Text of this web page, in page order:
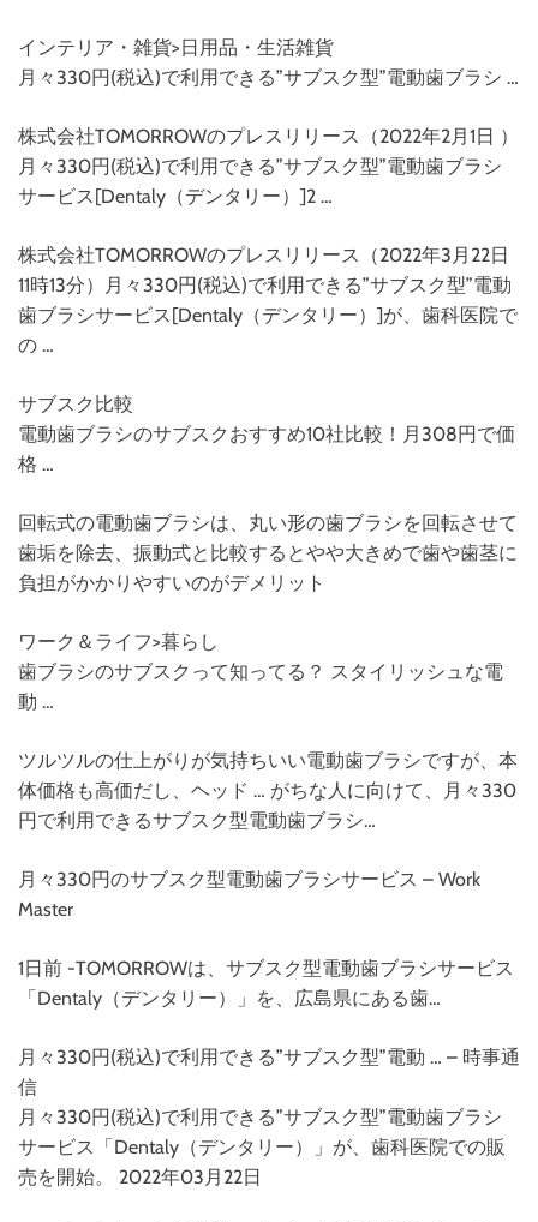
インテリア・雑貨>日用品・生活雑貨
月々330円(税込)で利用できる”サブスク型”電動歯ブラシ …
株式会社TOMORROWのプレスリリース（2022年2月1日 ）
月々330円(税込)で利用できる”サブスク型”電動歯ブラシ
サービス[Dentaly（デンタリー）]2 …
株式会社TOMORROWのプレスリリース（2022年3月22日
11時13分）月々330円(税込)で利用できる”サブスク型”電動
歯ブラシサービス[Dentaly（デンタリー）]が、歯科医院で
の …
サブスク比較
電動歯ブラシのサブスクおすすめ10社比較！月308円で価
格 …
回転式の電動歯ブラシは、丸い形の歯ブラシを回転させて
歯垢を除去、振動式と比較するとやや大きめで歯や歯茎に
負担がかかりやすいのがデメリット
ワーク＆ライフ>暮らし
歯ブラシのサブスクって知ってる？ スタイリッシュな電
動 …
ツルツルの仕上がりが気持ちいい電動歯ブラシですが、本
体価格も高価だし、ヘッド … がちな人に向けて、月々330
円で利用できるサブスク型電動歯ブラシ…
月々330円のサブスク型電動歯ブラシサービス – Work
Master
1日前 -TOMORROWは、サブスク型電動歯ブラシサービス
「Dentaly（デンタリー）」を、広島県にある歯…
月々330円(税込)で利用できる”サブスク型”電動 … – 時事通
信
月々330円(税込)で利用できる”サブスク型”電動歯ブラシ
サービス「Dentaly（デンタリー）」が、歯科医院での販
売を開始。 2022年03月22日